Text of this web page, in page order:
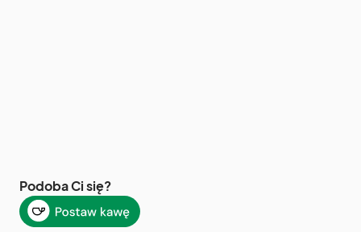
Podoba Ci się?